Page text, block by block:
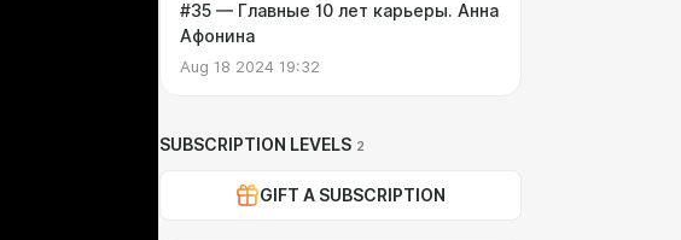
#35 — Главные 10 лет карьеры. Анна
Афонина
Aug 18 2024 19:32
SUBSCRIPTION LEVELS 2
GIFT A SUBSCRIPTION